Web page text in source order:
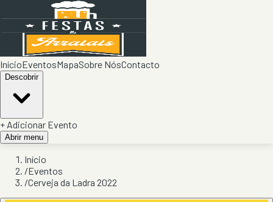
InícioEventosMapaSobre NósContacto
Descobrir
+ Adicionar Evento
Abrir menu
Início
/Eventos
/Cerveja da Ladra 2022